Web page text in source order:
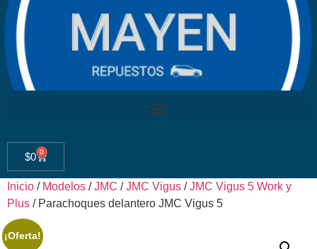
$0 0
Inicio / Modelos /JMC /JMC Vigus /JMC Vigus 5 Work y
Plus / Parachoques delantero JMC Vigus 5
¡Oferta!